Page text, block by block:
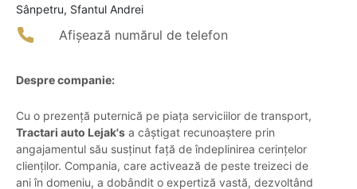
Sânpetru, Sfantul Andrei
Afișează numărul de telefon
Despre companie:
Cu o prezență puternică pe piața serviciilor de transport,
Tractari auto Lejak's a câștigat recunoaștere prin
angajamentul său susținut față de îndeplinirea cerințelor
clienților. Compania, care activează de peste treizeci de
ani în domeniu, a dobândit o expertiză vastă, dezvoltând